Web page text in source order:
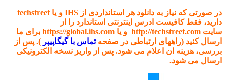
در صورتی که نیاز به دانلود هر استانداردی از IHS و یا techstreet
دارید، فقط کافیست ادرس اینترنتی استاندارد را از
سایت http://techstreet.com و یا https://global.ihs.com برای ما
ارسال کنید (راههای ارتباطی در صفحهتماس با گیگاپیپر ). پس از
بررسی، هزینه ان اعلام می شود. پس از واریز نسخه الکترونیکی
ارسال می شود.